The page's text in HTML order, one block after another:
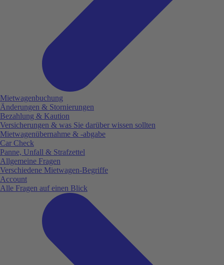
Mietwagenbuchung
Änderungen & Stornierungen
Bezahlung & Kaution
Versicherungen & was Sie darüber wissen sollten
Mietwagenübernahme & -abgabe
Car Check
Panne, Unfall & Strafzettel
Allgemeine Fragen
Verschiedene Mietwagen-Begriffe
Account
Alle Fragen auf einen Blick